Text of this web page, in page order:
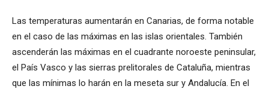
Las temperaturas aumentarán en Canarias, de forma notable
en el caso de las máximas en las islas orientales. También
ascenderán las máximas en el cuadrante noroeste peninsular,
el País Vasco y las sierras prelitorales de Cataluña, mientras
que las mínimas lo harán en la meseta sur y Andalucía. En el